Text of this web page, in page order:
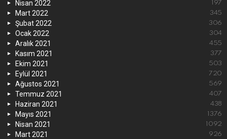
Nisan 2022 197
Mart 2022 345
Şubat 2022 306
Ocak 2022 304
Aralık 2021 455
Kasım 2021 377
Ekim 2021 503
Eylül 2021 720
Ağustos 2021 569
Temmuz 2021 407
Haziran 2021 438
Mayıs 2021 1376
Nisan 2021 1092
Mart 2021 926